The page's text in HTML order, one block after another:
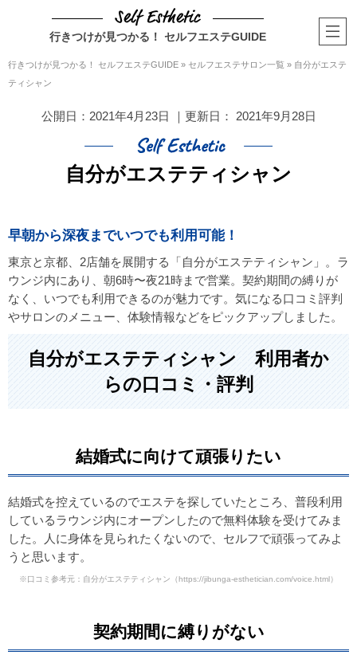
行きつけが見つかる！ セルフエステGUIDE
行きつけが見つかる！ セルフエステGUIDE » セルフエステサロン一覧 » 自分がエステ
ティシャン
公開日： 2021年4月23日 ｜更新日： 2021年9月28日
自分がエステティシャン
早朝から深夜までいつでも利用可能！
東京と京都、2店舗を展開する「自分がエステティシャン」。ラ
ウンジ内にあり、朝6時〜夜21時まで営業。契約期間の縛りが
なく、いつでも利用できるのが魅力です。気になる口コミ評判
やサロンのメニュー、体験情報などをピックアップしました。
自分がエステティシャン 利用者か
らの口コミ・評判
結婚式に向けて頑張りたい
結婚式を控えているのでエステを探していたところ、普段利用
しているラウンジ内にオープンしたので無料体験を受けてみま
した。人に身体を見られたくないので、セルフで頑張ってみよ
うと思います。
※口コミ参考元：自分がエステティシャン （https://jibunga-esthetician.com/voice.html）
契約期間に縛りがない